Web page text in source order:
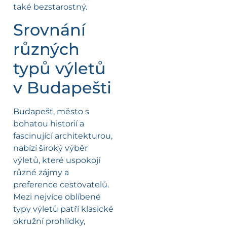
také bezstarostný.
Srovnání
různých
typů výletů
v Budapešti
Budapešť, město s
bohatou historií a
fascinující architekturou,
nabízí široký výběr
výletů, které uspokojí
různé zájmy a
preference cestovatelů.
Mezi nejvíce oblíbené
typy výletů patří klasické
okružní prohlídky,